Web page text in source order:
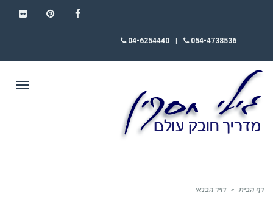
054-4738536
04-6254440
דף הבית » דויד הבנאי